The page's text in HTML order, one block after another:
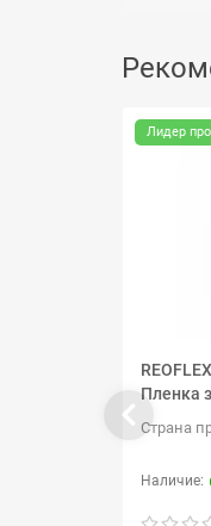
Лидер
Пленка
Страна